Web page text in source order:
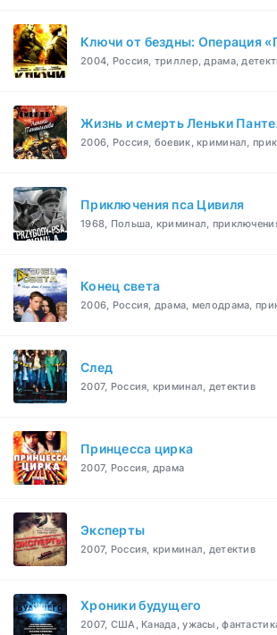
Ключи от бездны: Операция
2004, Россия, триллер, драма,
Жизнь и смерть Леньки
2006, Россия, боевик, криминал,
Приключения пса Цивиля
1968, Польша, криминал,
Конец света
2006, Россия, драма, мелодрама,
След
2007, Россия, криминал, детектив
Принцесса цирка
2007, Россия, драма
Эксперты
2007, Россия, криминал, детектив
Хроники будущего
2007, США, Канада, ужасы,